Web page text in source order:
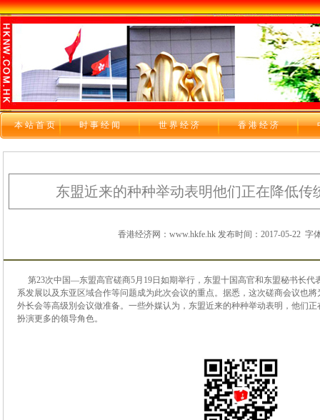
本站首页 时 事 经 闻 世 界 经 济 香 港 经 济
东盟近来的种种举动表明他们正在降低传
香港经济网：www.hkfe.hk 发布时间：2017-05-22 字
第23次中国—东盟高官磋商5月19日如期举行，东盟十国高官和东盟秘书长代
系发展以及东亚区域合作等问题成为此次会议的重点。据悉，这次磋商会议也
外长会等高级別会议做准备。一些外媒认为，东盟近来的种种举动表明，他们
扮演更多的领导角色。